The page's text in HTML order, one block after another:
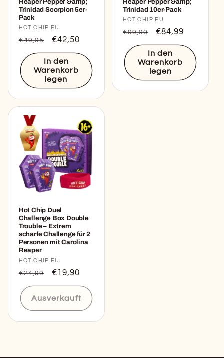
Reaper Pepper &amp;
Trinidad Scorpion 5er-
Pack
Anbieter:
HOT CHIP EU
Normaler
Preis
€49,95 Verkaufspreis
€42,50
In den
Warenkorb
legen
Reaper Pepper &amp;
Trinidad 10er-Pack
Anbieter:
HOT CHIP EU
Normaler
Preis
€99,90 Verkaufspreis
€84,99
In den
Warenkorb
legen
Hot Chip Duel
Challenge Box Double
Trouble – Extrem
scharfe Challenge für 2
Personen mit Carolina
Reaper
Anbieter:
HOT CHIP EU
Normaler
Preis
€24,99 Verkaufspreis
€19,90
Ausverkauft